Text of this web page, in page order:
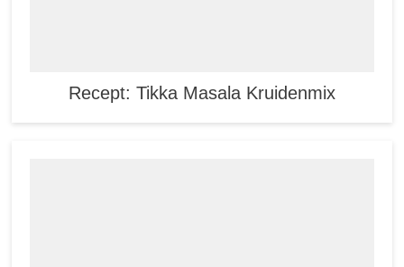
Recept: Tikka Masala Kruidenmix